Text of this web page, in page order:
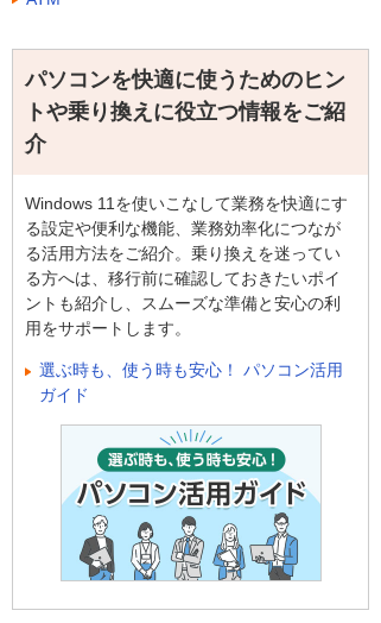
パソコンを快適に使うためのヒン
トや乗り換えに役立つ情報をご紹
介
Windows 11を使いこなして業務を快適にす
る設定や便利な機能、業務効率化につなが
る活用方法をご紹介。乗り換えを迷ってい
る方へは、移行前に確認しておきたいポイ
ントも紹介し、スムーズな準備と安心の利
用をサポートします。
選ぶ時も、使う時も安心！ パソコン活用
ガイド